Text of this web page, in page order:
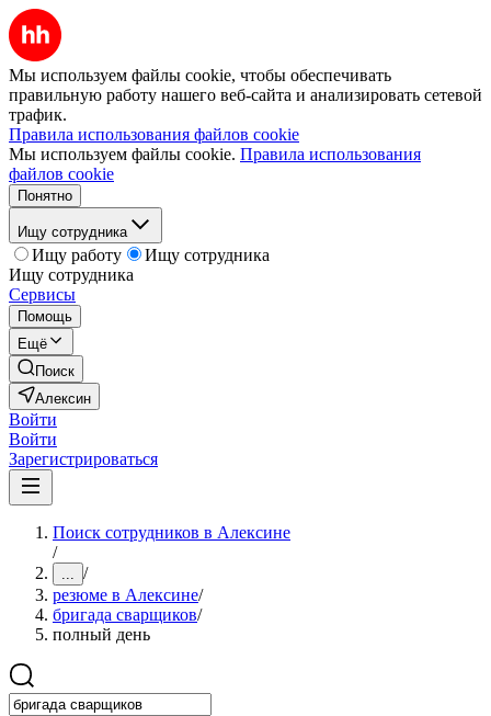
Мы используем файлы cookie, чтобы обеспечивать
правильную работу нашего веб-сайта и анализировать сетевой
трафик.
Правила использования файлов cookie
Мы используем файлы cookie. Правила использования
файлов cookie
Понятно
Ищу сотрудника
Ищу работу
Ищу сотрудника
Ищу сотрудника
Сервисы
Помощь
Ещё
Поиск
Алексин
Войти
Войти
Зарегистрироваться
Поиск сотрудников в Алексине
/
... /
резюме в Алексине/
бригада сварщиков/
полный день